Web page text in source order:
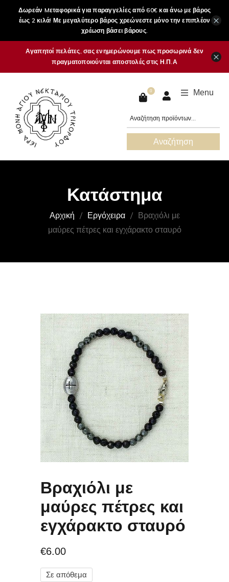
Δωρεάν Mεταφορικά για παραγγελίες από 60€ και άνω με βάρος
έως 2 κιλά! Με μεγαλύτερο βάρος χρεώνεστε μόνο την επιπλέον
χρέωση βάσει βάρους.
×
Αγαπητοί πελάτες, σας ενημερώνουμε πως προσωρινά δεν
πραγματοποιούνται αποστολές στις Η.Π.Α
×
0 Menu
Αναζήτηση
Κατάστημα
Αρχική Εργόχειρα
Βραχιόλι με
μαύρες πέτρες και εγχάρακτο σταυρό
Βραχιόλι με
μαύρες πέτρες και
εγχάρακτο σταυρό
€6.00
Σε απόθεμα